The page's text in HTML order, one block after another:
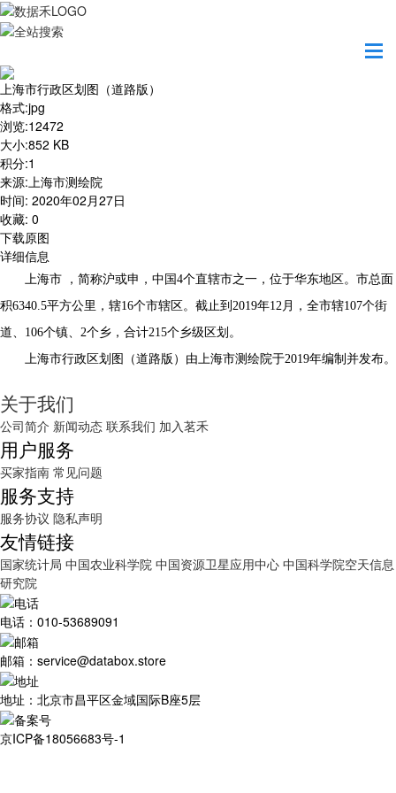
上海市行政区划图（道路版）
格式:jpg
浏览:12472
大小:852 KB
积分:1
来源:上海市测绘院
时间: 2020年02月27日
收藏: 0
下载原图
详细信息
上海市 ，简称沪或申，中国4个直辖市之一，位于华东地区。市总面
积6340.5平方公里，辖16个市辖区。截止到2019年12月，全市辖107个街
道、106个镇、2个乡，合计215个乡级区划。
上海市行政区划图（道路版）由上海市测绘院于2019年编制并发布。
关于我们
公司简介 新闻动态 联系我们 加入茗禾
用户服务
买家指南 常见问题
服务支持
服务协议 隐私声明
友情链接
国家统计局 中国农业科学院 中国资源卫星应用中心 中国科学院空天信息
研究院
电话：010-53689091
邮箱：service@databox.store
地址：北京市昌平区金域国际B座5层
京ICP备18056683号-1